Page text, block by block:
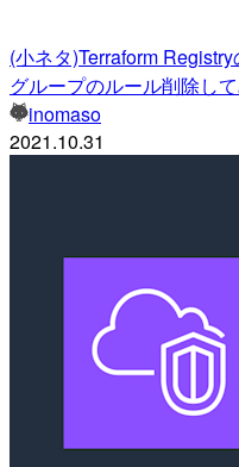
(小ネタ)Terraform
グループのルール削除し
inomaso
2021.10.31